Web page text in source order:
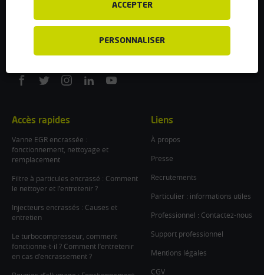
info@flexfuel-company.com
On
On
On
On
On
Accès rapides
Vanne EGR encrassée :
fonctionnement, nettoyage et
remplacement
Filtre à particules encrassé : Comment
le nettoyer et l’entretenir ?
Injecteurs encrassés : Causes et
entretien
Le turbocompresseur, comment
fonctionne-t-il ? Comment l’entretenir
en cas d’encrassement ?
Liens
À propos
Presse
Recrutements
Particulier : informations utiles
Professionnel : Contactez-nous
Support professionnel
Mentions légales
CGV
ACCEPTER
PERSONNALISER